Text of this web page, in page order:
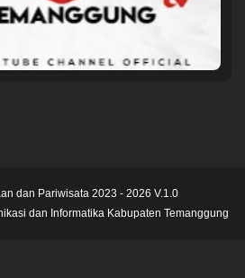
dan Pariwisata 2023 - 2026 V.1.0
dan Informatika Kabupaten Temanggung